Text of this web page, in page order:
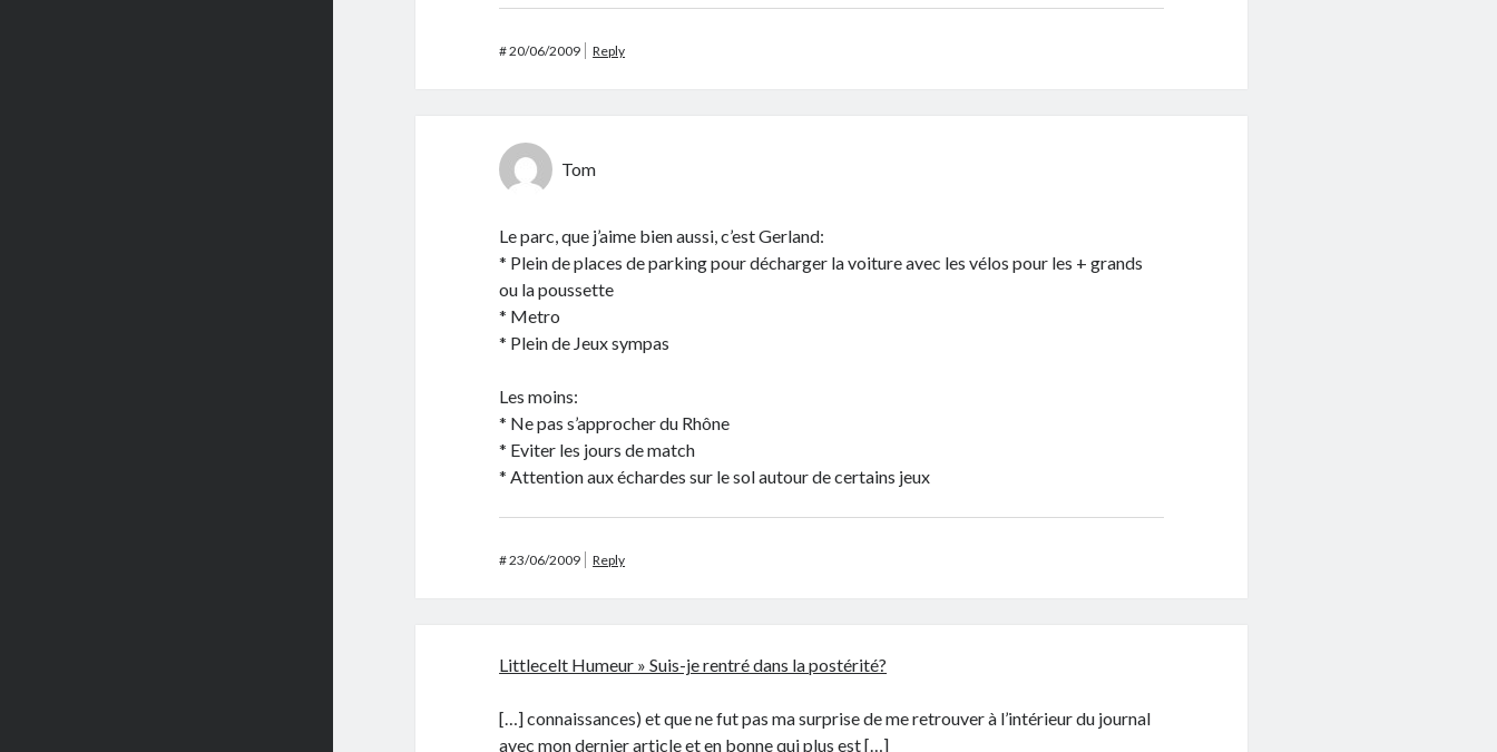
#20/06/2009 Reply
Tom
Le parc, que j’aime bien aussi, c’est Gerland:
* Plein de places de parking pour décharger la voiture avec les vélos pour les + grands
ou la poussette
* Metro
* Plein de Jeux sympas
Les moins:
* Ne pas s’approcher du Rhône
* Eviter les jours de match
* Attention aux échardes sur le sol autour de certains jeux
#23/06/2009 Reply
Littlecelt Humeur » Suis-je rentré dans la postérité?
[…] connaissances) et que ne fut pas ma surprise de me retrouver à l’intérieur du journal
avec mon dernier article et en bonne qui plus est […]